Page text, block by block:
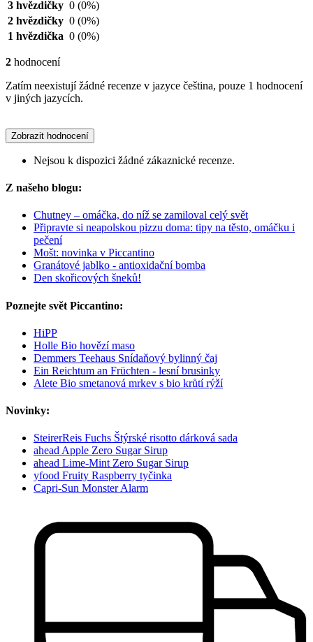
3 hvězdičky 0 (0%)
2 hvězdičky 0 (0%)
1 hvězdička 0 (0%)
2 hodnocení
Zatím neexistují žádné recenze v jazyce čeština, pouze 1 hodnocení
v jiných jazycích.
Zobrazit hodnocení
Nejsou k dispozici žádné zákaznické recenze.
Z našeho blogu:
Chutney – omáčka, do níž se zamiloval celý svět
Připravte si neapolskou pizzu doma: tipy na těsto, omáčku i
pečení
Mošt: novinka v Piccantino
Granátové jablko - antioxidační bomba
Den skořicových šneků!
Poznejte svět Piccantino:
HiPP
Holle Bio hovězí maso
Demmers Teehaus Snídaňový bylinný čaj
Ein Reichtum an Früchten - lesní brusinky
Alete Bio smetanová mrkev s bio krůtí rýží
Novinky:
SteirerReis Fuchs Štýrské risotto dárková sada
ahead Apple Zero Sugar Sirup
ahead Lime-Mint Zero Sugar Sirup
yfood Fruity Raspberry tyčinka
Capri-Sun Monster Alarm